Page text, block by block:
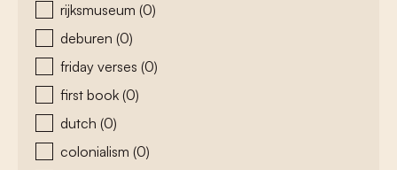
rijksmuseum (0)
deburen (0)
friday verses (0)
first book (0)
dutch (0)
colonialism (0)